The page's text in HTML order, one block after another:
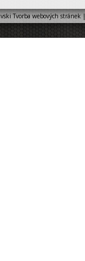
Tvorba webových stránek